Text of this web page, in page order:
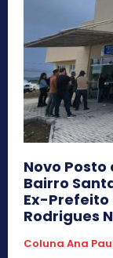
Novo
Bairro
Ex-
Rodrigues
Coluna Ana